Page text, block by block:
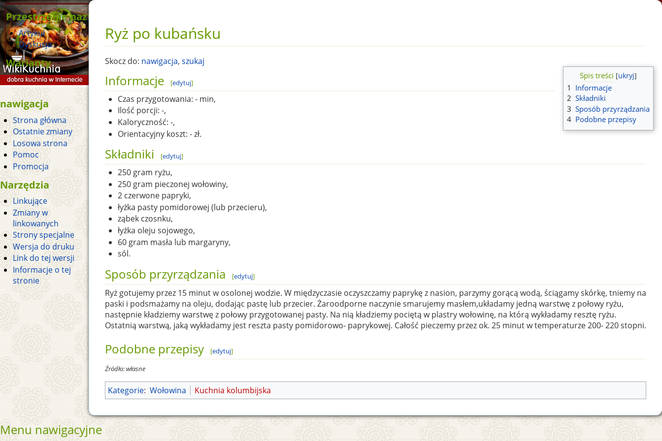
Ryż po kubańsku
Skocz do: nawigacja, szukaj
Spis treści
1 Informacje
2 Składniki
3 Sposób przyrządzania
4 Podobne przepisy
Informacje [edytuj]
Czas przygotowania: - min,
Ilość porcji: -,
Kaloryczność: -,
Orientacyjny koszt: - zł.
Składniki [edytuj]
250 gram ryżu,
250 gram pieczonej wołowiny,
2 czerwone papryki,
łyżka pasty pomidorowej (lub przecieru),
ząbek czosnku,
łyżka oleju sojowego,
60 gram masła lub margaryny,
sól.
Sposób przyrządzania [edytuj]
Ryż gotujemy przez 15 minut w osolonej wodzie. W międzyczasie oczyszczamy paprykę z nasion, parzymy gorącą wodą, ściągamy skórkę, tniemy na
paski i podsmażamy na oleju, dodając pastę lub przecier. Żaroodporne naczynie smarujemy masłem,układamy jedną warstwę z połowy ryżu,
następnie kładziemy warstwę z połowy przygotowanej pasty. Na nią kładziemy pociętą w plastry wołowinę, na którą wykładamy resztę ryżu.
Ostatnią warstwą, jaką wykładamy jest reszta pasty pomidorowo- paprykowej. Całość pieczemy przez ok. 25 minut w temperaturze 200- 220 stopni.
Podobne przepisy [edytuj]
Źródło: własne
Kategorie: Wołowina Kuchnia kolumbijska
Menu nawigacyjne
Przestrzenie nazw
Artykuł
Dyskusja
Warianty
nawigacja
Strona główna
Ostatnie zmiany
Losowa strona
Pomoc
Promocja
Narzędzia
Linkujące
Zmiany w
linkowanych
Strony specjalne
Wersja do druku
Link do tej wersji
Informacje o tej
stronie